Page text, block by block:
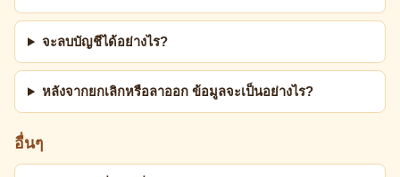
จะลบบัญชีได้อย่างไร?
หลังจากยกเลิกหรือลาออก ข้อมูลจะเป็นอย่างไร?
อื่นๆ